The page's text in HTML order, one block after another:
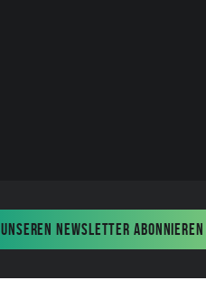
NEWSLETTER ABONNIEREN